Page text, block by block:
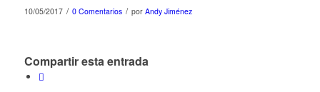
10/05/2017 / 0 Comentarios / por Andy Jiménez
Compartir esta entrada